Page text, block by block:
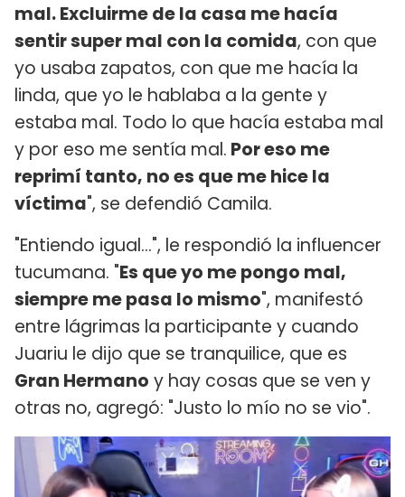
mal. Excluirme de la casa me hacía
sentir super mal con la comida, con que
yo usaba zapatos, con que me hacía la
linda, que yo le hablaba a la gente y
estaba mal. Todo lo que hacía estaba mal
y por eso me sentía mal. Por eso me
reprimí tanto, no es que me hice la
víctima", se defendió Camila.
"Entiendo igual...", le respondió la influencer
tucumana. "Es que yo me pongo mal,
siempre me pasa lo mismo", manifestó
entre lágrimas la participante y cuando
Juariu le dijo que se tranquilice, que es
Gran Hermano y hay cosas que se ven y
otras no, agregó: "Justo lo mío no se vio".